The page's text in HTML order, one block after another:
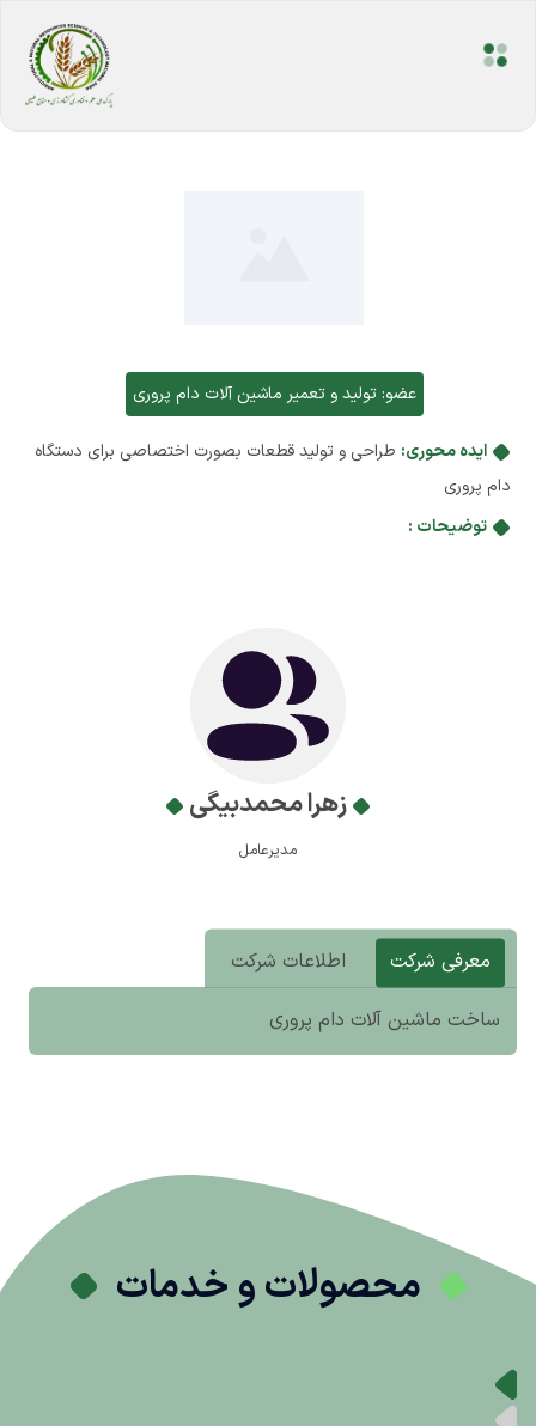
عضو:تولید و تعمیر ماشین آلات دام پروری
ایده محوری: طراحی و تولید قطعات بصورت اختصاصی برای دستگاه
دام پروری
توضیحات :
زهرا محمدبیگی
مدیرعامل
معرفی شرکت اطلاعات شرکت
ساخت ماشین آلات دام پروری
محصولات و خدمات